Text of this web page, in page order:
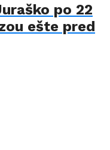
po 22
ešte pred